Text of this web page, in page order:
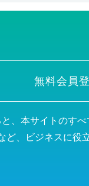
無料会員
、本サイトのすべ
、ビジネスに役